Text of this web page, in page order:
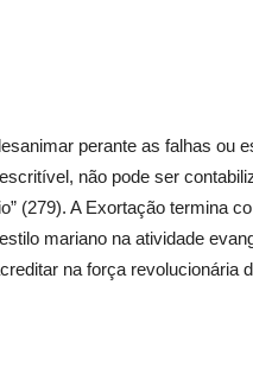
perante as falhas ou
não pode ser
(279). A Exortação termina
mariano na atividade
na força revolucionária